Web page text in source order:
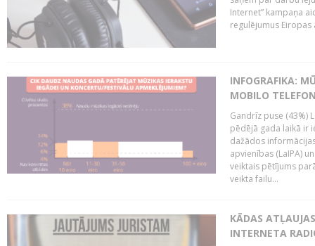
Internet” kampaņa
regulējumus
INFOGRAFIKA:
MOBILO
Gandrīz puse (43%)
pēdējā gada laikā ir
dažādos
apvienības (LaIPA)
veiktais pētījums
veikta failu...
KĀDAS
INTERNETA